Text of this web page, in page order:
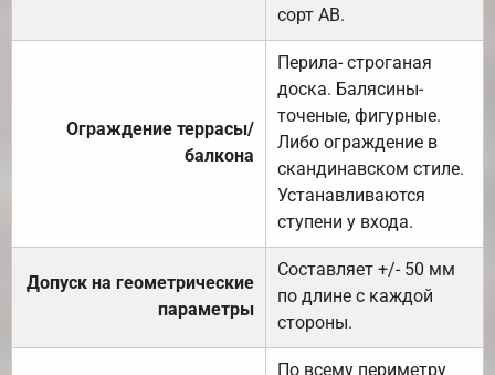
сорт АВ.
Ограждение террасы/
балкона
Перила- строганая
доска. Балясины-
точеные, фигурные.
Либо ограждение в
скандинавском стиле.
Устанавливаются
ступени у входа.
Допуск на геометрические
параметры
Составляет +/- 50 мм
по длине с каждой
стороны.
По всему периметру